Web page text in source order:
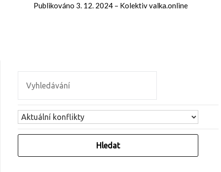
Publikováno 3. 12. 2024– Kolektiv valka.online